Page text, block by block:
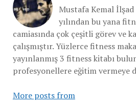
Mustafa Kemal
yılından bu yana
camiasında çok çeşitli görev ve
çalışmıştır. Yüzlerce fitness
yayınlanmış 3 fitness kitabı
profesyonellere eğitim vermeye
More posts from